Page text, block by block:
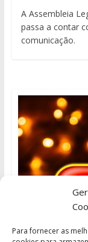
Para fornecer as
A Assembleia
passa a contar
comunicação.